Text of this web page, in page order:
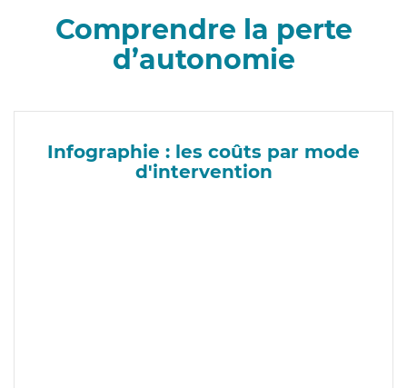
Comprendre la perte
d’autonomie
Infographie : les coûts par mode
d'intervention